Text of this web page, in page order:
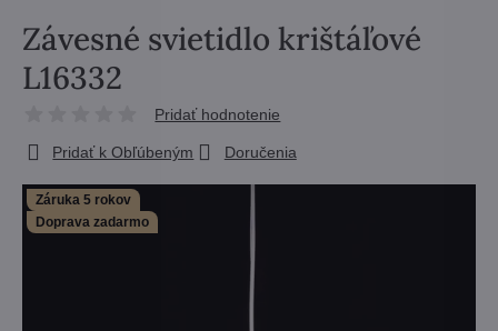
Záruka 5 rokov
Doprava zadarmo
Závesné svietidlo krištáľové
L16332
Pridať hodnotenie
Pridať k Obľúbeným Doručenia